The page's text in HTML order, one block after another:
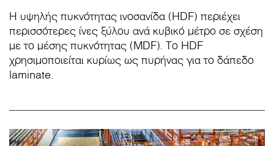
Η υψηλής πυκνότητας ινοσανίδα (HDF) περιέχει
περισσότερες ίνες ξύλου ανά κυβικό μέτρο σε σχέση
με το μέσης πυκνότητας (MDF). Το HDF
χρησιμοποιείται κυρίως ως πυρήνας για το δάπεδο
laminate.